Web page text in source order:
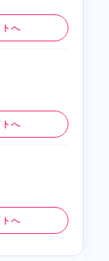
トへ
トへ
トへ